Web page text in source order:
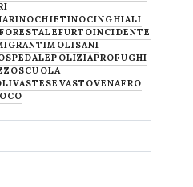
CHIETINOCINGHIALI
FURTOINCIDENTE
MOLISANI
POLIZIAPROFUGHI
SCUOLA
VASTESE VASTOVENAFRO